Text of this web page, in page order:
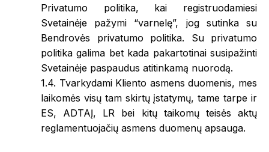
Privatumo politika, kai registruodamiesi
Svetainėje pažymi “varnelę”, jog sutinka su
Bendrovės privatumo politika. Su privatumo
politika galima bet kada pakartotinai susipažinti
Svetainėje paspaudus atitinkamą nuorodą.
1.4. Tvarkydami Kliento asmens duomenis, mes
laikomės visų tam skirtų įstatymų, tame tarpe ir
ES, ADTAĮ, LR bei kitų taikomų teisės aktų
reglamentuojačių asmens duomenų apsauga.